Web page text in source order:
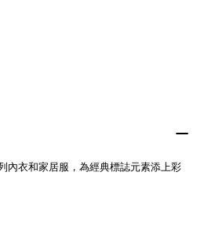
內衣和家居服，為經典標誌元素添上彩